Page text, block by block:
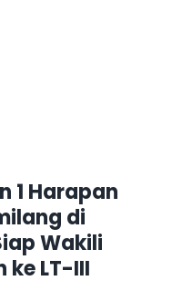
1 Harapan
di
Wakili
ke LT-III